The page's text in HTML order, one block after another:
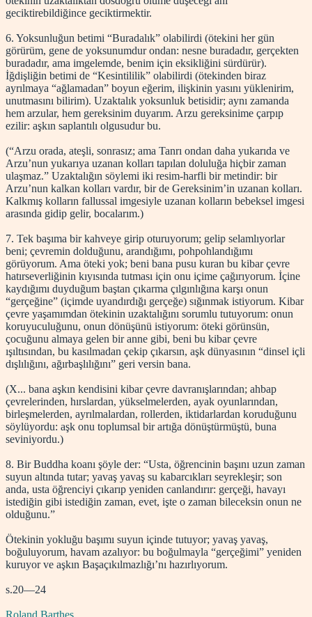
geciktirebildiğince geciktirmektir.
6. Yoksunluğun betimi “Buradalık” olabilirdi (ötekini her gün
görürüm, gene de yoksunumdur ondan: nesne buradadır, gerçekten
buradadır, ama imgelemde, benim için eksikliğini sürdürür).
İğdişliğin betimi de “Kesintililik” olabilirdi (ötekinden biraz
ayrılmaya “ağlamadan” boyun eğerim, ilişkinin yasını yüklenirim,
unutmasını bilirim). Uzaktalık yoksunluk betisidir; aynı zamanda
hem arzular, hem gereksinim duyarım. Arzu gereksinime çarpıp
ezilir: aşkın saplantılı olgusudur bu.
(“Arzu orada, ateşli, sonrasız; ama Tanrı ondan daha yukarıda ve
Arzu’nun yukarıya uzanan kolları tapılan doluluğa hiçbir zaman
ulaşmaz.” Uzaktalığın söylemi iki resim-harfli bir metindir: bir
Arzu’nun kalkan kolları vardır, bir de Gereksinim’in uzanan kolları.
Kalkmış kolların fallussal imgesiyle uzanan kolların bebeksel imgesi
arasında gidip gelir, bocalarım.)
7. Tek başıma bir kahveye girip oturuyorum; gelip selamlıyorlar
beni; çevremin dolduğunu, arandığımı, pohpohlandığımı
görüyorum. Ama öteki yok; beni bana pusu kuran bu kibar çevre
hatırseverliğinin kıyısında tutması için onu içime çağırıyorum. İçine
kaydığımı duyduğum baştan çıkarma çılgınlığına karşı onun
“gerçeğine” (içimde uyandırdığı gerçeğe) sığınmak istiyorum. Kibar
çevre yaşamımdan ötekinin uzaktalığını sorumlu tutuyorum: onun
koruyuculuğunu, onun dönüşünü istiyorum: öteki görünsün,
çocuğunu almaya gelen bir anne gibi, beni bu kibar çevre
ışıltısından, bu kasılmadan çekip çıkarsın, aşk dünyasının “dinsel içli
dışlılığını, ağırbaşlılığını” geri versin bana.
(X... bana aşkın kendisini kibar çevre davranışlarından; ahbap
çevrelerinden, hırslardan, yükselmelerden, ayak oyunlarından,
birleşmelerden, ayrılmalardan, rollerden, iktidarlardan koruduğunu
söylüyordu: aşk onu toplumsal bir artığa dönüştürmüştü, buna
seviniyordu.)
8. Bir Buddha koanı şöyle der: “Usta, öğrencinin başını uzun zaman
suyun altında tutar; yavaş yavaş su kabarcıkları seyrekleşir; son
anda, usta öğrenciyi çıkarıp yeniden canlandırır: gerçeği, havayı
istediğin gibi istediğin zaman, evet, işte o zaman bileceksin onun ne
olduğunu.”
Ötekinin yokluğu başımı suyun içinde tutuyor; yavaş yavaş,
boğuluyorum, havam azalıyor: bu boğulmayla “gerçeğimi” yeniden
kuruyor ve aşkın Başaçıkılmazlığı’nı hazırlıyorum.
s.20—24
Roland Barthes